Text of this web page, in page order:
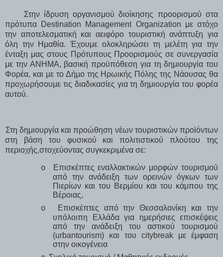
Στην ίδρυση οργανισμού διοίκησης προορισμού στα
πρότυπα Destination Management Organization με στόχο
την αποτελεσματική και αειφόρο τουριστική ανάπτυξη για
όλη την Ημαθία. Έχουμε ολοκληρώσει τη μελέτη για την
ένταξη μας στους Πρότυπους Προορισμούς σε συνεργασία
με την ΑΝΗΜΑ, βασική προϋπόθεση για τη δημιουργία του
Φορέα, και με το Δήμο της Ηρωικής Πόλης της Νάουσας θα
προχωρήσουμε τις διαδικασίες για τη δημιουργία του φορέα
αυτού.
Στη δημιουργία και προώθηση νέων τουριστικών προϊόντων
στη βάση του φυσικού και πολιτιστικού πλούτου της
περιοχής,στοχεύοντας συγκεκριμένα σε:
o
Επισκέπτες εναλλακτικών μορφών τουρισμού
από την ανάδειξη των ορεινών όγκων των
Πιερίων και του Βερμίου και του κάμπου της
Βέροιας,
o
Επισκέπτες από την Θεσσαλονίκη και την
υπόλοιπη Ελλάδα για ημερήσιες επισκέψεις
από την ανάδειξη του αστικού τουρισμού
(urbantourism) και του citybreak με έμφαση
στην οικογένεια